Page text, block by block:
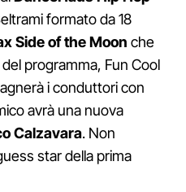
formato da 18
Side of the Moon che
programma, Fun Cool
i conduttori con
avrà una nuova
Calzavara. Non
star della prima